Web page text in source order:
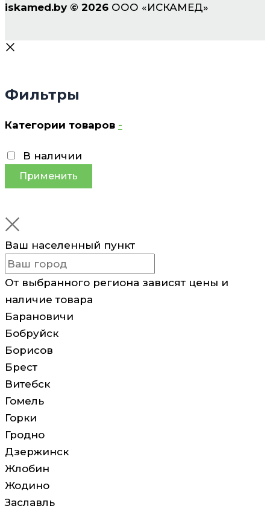
iskamed.by © 2026 ООО «ИСКАМЕД»
Фильтры
Категории товаров -
В наличии
Применить
Ваш населенный пункт
От выбранного региона зависят цены и
наличие товара
Барановичи
Бобруйск
Борисов
Брест
Витебск
Гомель
Горки
Гродно
Дзержинск
Жлобин
Жодино
Заславль